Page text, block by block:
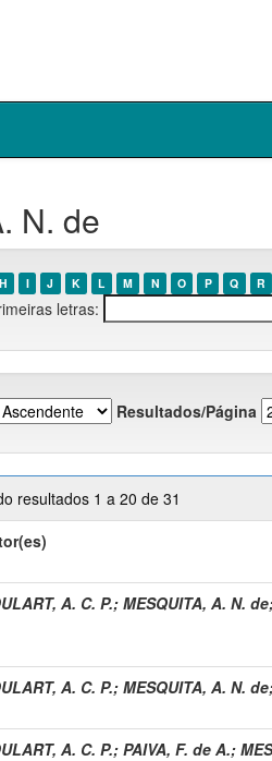
N. de
H I J K L M N O P Q R
letras:
Resultados/Página
resultados 1 a 20 de 31
A. C. P.; MESQUITA, A. N. de
A. C. P.; MESQUITA, A. N. de
A. C. P.; PAIVA, F. de A.;